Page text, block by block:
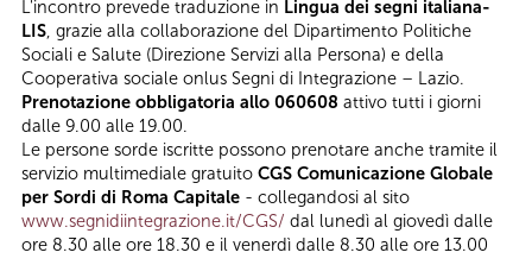
L'incontro prevede traduzione in Lingua dei segni italiana-
LIS, grazie alla collaborazione del Dipartimento Politiche
Sociali e Salute (Direzione Servizi alla Persona) e della
Cooperativa sociale onlus Segni di Integrazione – Lazio.
Prenotazione obbligatoria allo 060608 attivo tutti i giorni
dalle 9.00 alle 19.00.
Le persone sorde iscritte possono prenotare anche tramite il
servizio multimediale gratuito CGS Comunicazione Globale
per Sordi di Roma Capitale - collegandosi al sito
www.segnidiintegrazione.it/CGS/ dal lunedì al giovedì dalle
ore 8.30 alle ore 18.30 e il venerdì dalle 8.30 alle ore 13.00